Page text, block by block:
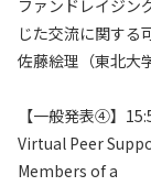
ファンドレイジン
じた交流に関する
佐藤絵理（東北大
【一般発表④】
Virtual Peer
Members of a